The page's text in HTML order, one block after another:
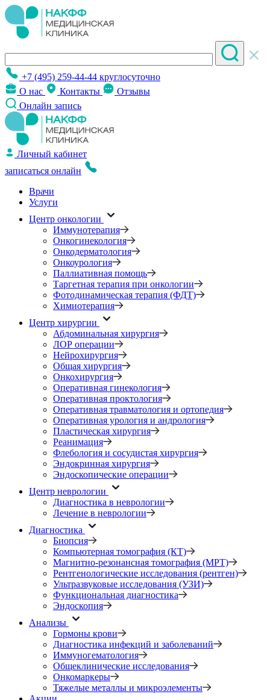
+7 (495) 259-44-44 круглосуточно
О нас
Контакты
Отзывы
Онлайн запись
Личный кабинет
записаться онлайн
Врачи
Услуги
Центр онкологии
Иммунотерапия
Онкогинекология
Онкодерматология
Онкоурология
Паллиативная помощь
Таргетная терапия при онкологии
Фотодинамическая терапия (ФДТ)
Химиотерапия
Центр хирургии
Абдоминальная хирургия
ЛОР операции
Нейрохирургия
Общая хирургия
Онкохирургия
Оперативная гинекология
Оперативная проктология
Оперативная травматология и ортопедия
Оперативная урология и андрология
Пластическая хирургия
Реанимация
Флебология и сосудистая хирургия
Эндокринная хирургия
Эндоскопические операции
Центр неврологии
Диагностика в неврологии
Лечение в неврологии
Диагностика
Биопсия
Компьютерная томография (КТ)
Магнитно-резонансная томография (МРТ)
Рентгенологические исследования (рентген)
Ультразвуковые исследования (УЗИ)
Функциональная диагностика
Эндоскопия
Анализы
Гормоны крови
Диагностика инфекций и заболеваний
Иммуногематология
Общеклинические исследования
Онкомаркеры
Тяжелые металлы и микроэлементы